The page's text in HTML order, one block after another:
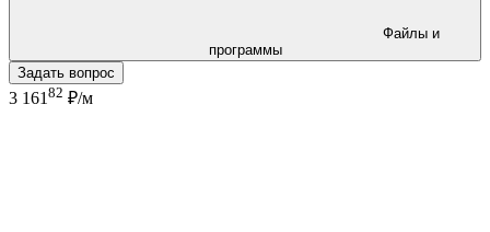
программы
Задать вопрос
3 161 82 ₽/м